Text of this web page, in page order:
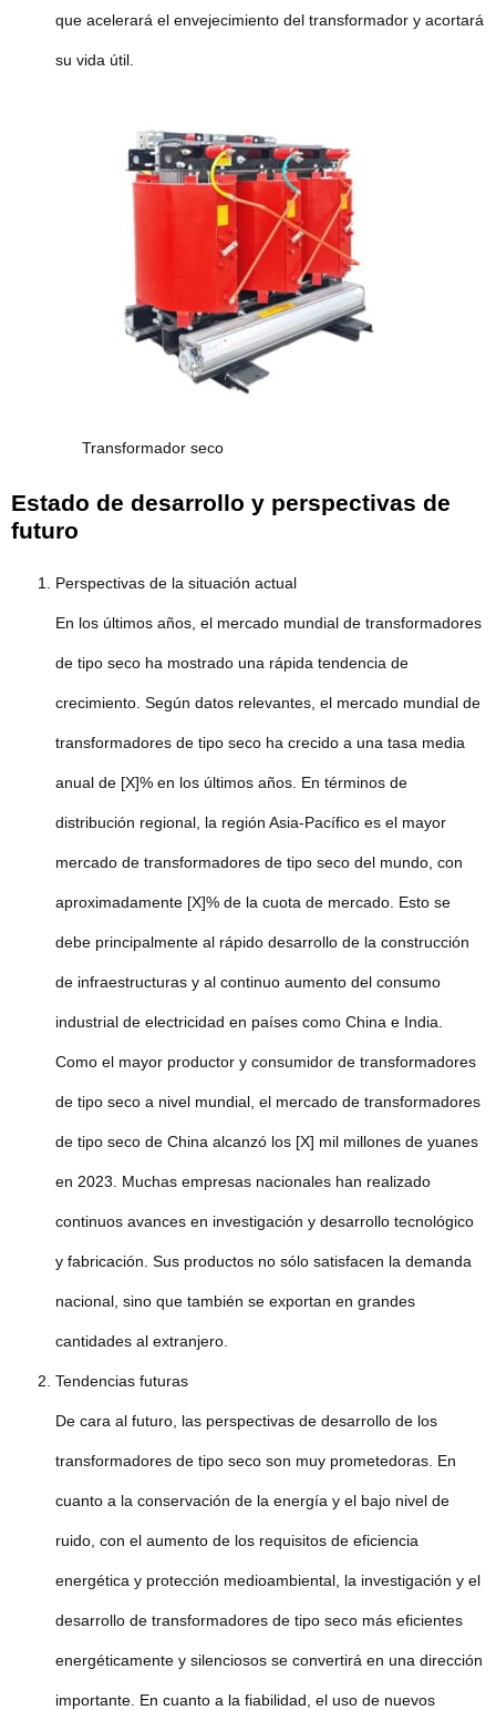
que acelerará el envejecimiento del transformador y acortará
su vida útil.
Transformador seco
Estado de desarrollo y perspectivas de
futuro
Perspectivas de la situación actual
En los últimos años, el mercado mundial de transformadores
de tipo seco ha mostrado una rápida tendencia de
crecimiento. Según datos relevantes, el mercado mundial de
transformadores de tipo seco ha crecido a una tasa media
anual de [X]% en los últimos años. En términos de
distribución regional, la región Asia-Pacífico es el mayor
mercado de transformadores de tipo seco del mundo, con
aproximadamente [X]% de la cuota de mercado. Esto se
debe principalmente al rápido desarrollo de la construcción
de infraestructuras y al continuo aumento del consumo
industrial de electricidad en países como China e India.
Como el mayor productor y consumidor de transformadores
de tipo seco a nivel mundial, el mercado de transformadores
de tipo seco de China alcanzó los [X] mil millones de yuanes
en 2023. Muchas empresas nacionales han realizado
continuos avances en investigación y desarrollo tecnológico
y fabricación. Sus productos no sólo satisfacen la demanda
nacional, sino que también se exportan en grandes
cantidades al extranjero.
Tendencias futuras
De cara al futuro, las perspectivas de desarrollo de los
transformadores de tipo seco son muy prometedoras. En
cuanto a la conservación de la energía y el bajo nivel de
ruido, con el aumento de los requisitos de eficiencia
energética y protección medioambiental, la investigación y el
desarrollo de transformadores de tipo seco más eficientes
energéticamente y silenciosos se convertirá en una dirección
importante. En cuanto a la fiabilidad, el uso de nuevos